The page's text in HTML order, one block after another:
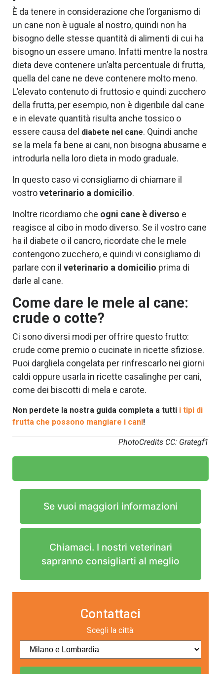
È da tenere in considerazione che l’organismo di
un cane non è uguale al nostro, quindi non ha
bisogno delle stesse quantità di alimenti di cui ha
bisogno un essere umano. Infatti mentre la nostra
dieta deve contenere un’alta percentuale di frutta,
quella del cane ne deve contenere molto meno.
L’elevato contenuto di fruttosio e quindi zucchero
della frutta, per esempio, non è digeribile dal cane
e in elevate quantità risulta anche tossico o
essere causa del diabete nel cane. Quindi anche
se la mela fa bene ai cani, non bisogna abusarne e
introdurla nella loro dieta in modo graduale.
In questo caso vi consigliamo di chiamare il
vostroveterinario a domicilio.
Inoltre ricordiamo che ogni cane è diverso e
reagisce al cibo in modo diverso. Se il vostro cane
ha il diabete o il cancro, ricordate che le mele
contengono zucchero, e quindi vi consigliamo di
parlare con il veterinario a domicilio prima di
darle al cane.
Come dare le mele al cane:
crude o cotte?
Ci sono diversi modi per offrire questo frutto:
crude come premio o cucinate in ricette sfiziose.
Puoi dargliela congelata per rinfrescarlo nei giorni
caldi oppure usarla in ricette casalinghe per cani,
come dei biscotti di mela e carote.
Non perdete la nostra guida completa a tutti i tipi di
frutta che possono mangiare i cani!
PhotoCredits CC: Grategf1
Se vuoi maggiori informazioni
Chiamaci. I nostri veterinari
sapranno consigliarti al meglio
Contattaci
Scegli la città: